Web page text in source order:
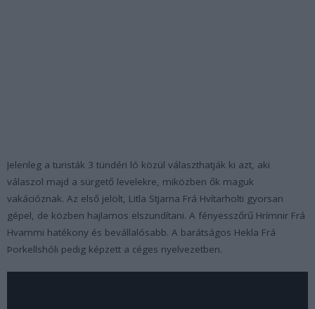
Jelenleg a turisták 3 tündéri ló közül választhatják ki azt, aki
válaszol majd a sürgető levelekre, miközben ők maguk
vakációznak. Az első jelölt, Litla Stjarna Frá Hvítarholti gyorsan
gépel, de közben hajlamos elszundítani. A fényesszőrű Hrímnir Frá
Hvammi hatékony és bevállalósabb. A barátságos Hekla Frá
Þorkellshóli pedig képzett a céges nyelvezetben.